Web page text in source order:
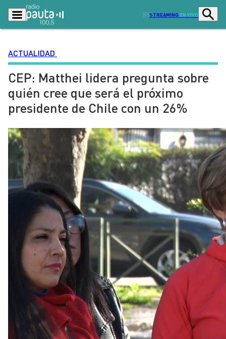
STREAMING EN VIVO
Podcasts Programas
Lo Último Actualidad
Ciudad Economía
Radio en vivo Sostenibilidad
Tendencias Deportes
Entretención y Cultura Opinión
Dato en Pauta Señal 2
Contenido Patrocinado
ACTUALIDAD
CEP: Matthei lidera pregunta sobre
quién cree que será el próximo
presidente de Chile con un 26%